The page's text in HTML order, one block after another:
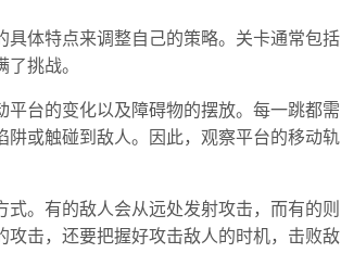
具体特点来调整自己的策略。关卡通常包括
挑战。
台的变化以及障碍物的摆放。每一跳都需
或触碰到敌人。因此，观察平台的移动轨
。有的敌人会从远处发射攻击，而有的则
击，还要把握好攻击敌人的时机，击败敌